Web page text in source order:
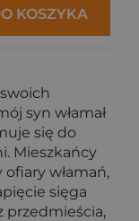
KOSZYKA
syn włamał
się do
Mieszkańcy
włamań,
sięga
przedmieścia,